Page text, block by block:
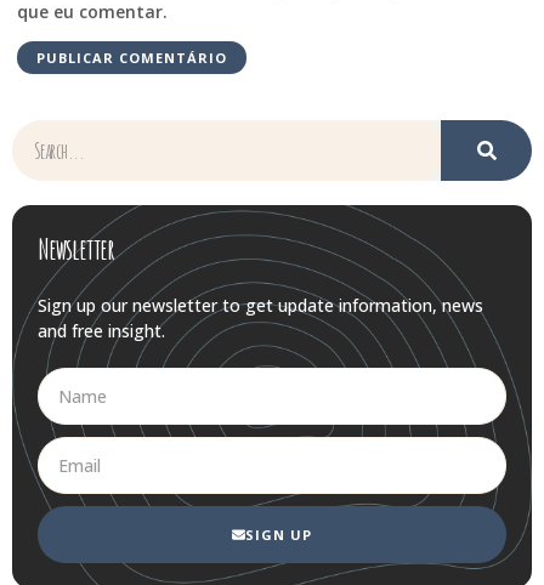
que eu comentar.
Newsletter
Sign up our newsletter to get update information, news
and free insight.
SIGN UP